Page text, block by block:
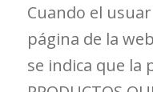
Cuando el
página de la
se indica que la